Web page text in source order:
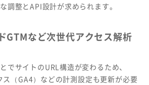
調整とAPI設計が求められます。
GTMなど次世代アクセス解析
でサイトのURL構造が変わるため、
（GA4）などの計測設定も更新が必要